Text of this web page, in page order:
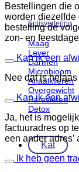
Spijsvertering
Maag
Lever
Darmen
Microbioom
Anaalklieren
Overgewicht
Parasieten
Detox
Kat
Bestellingen die
worden diezelfde
bestelling de
zon- en
Kan ik een
Nee dat is
Kan ik een
Ja, het is
factuuradres op
een ander
Ik heb geen